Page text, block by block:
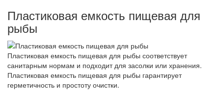
Пластиковая емкость пищевая для
рыбы
Пластиковая емкость пищевая для рыбы соответствует
санитарным нормам и подходит для засолки или хранения.
Пластиковая емкость пищевая для рыбы гарантирует
герметичность и простоту очистки.